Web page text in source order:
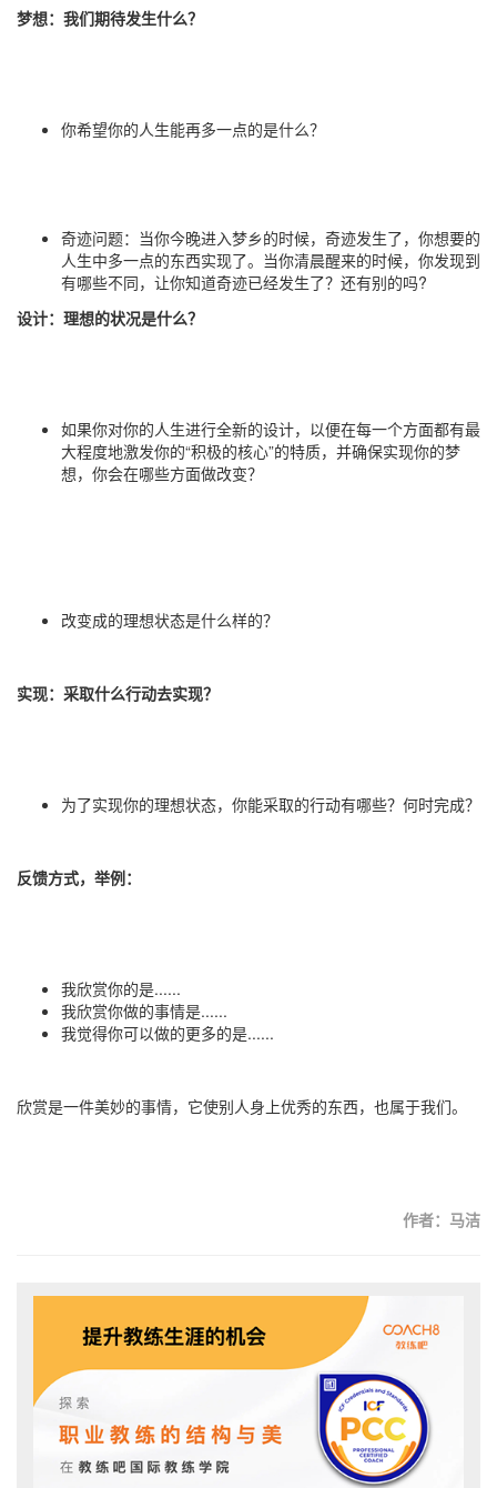
梦想：我们期待发生什么？
你希望你的人生能再多一点的是什么？
奇迹问题：当你今晚进入梦乡的时候，奇迹发生了，你想要的
人生中多一点的东西实现了。当你清晨醒来的时候，你发现到
有哪些不同，让你知道奇迹已经发生了？还有别的吗?
设计：理想的状况是什么？
如果你对你的人生进行全新的设计，以便在每一个方面都有最
大程度地激发你的“积极的核心”的特质，并确保实现你的梦
想，你会在哪些方面做改变？
改变成的理想状态是什么样的？
实现：采取什么行动去实现？
为了实现你的理想状态，你能采取的行动有哪些？何时完成？
反馈方式，举例：
我欣赏你的是......
我欣赏你做的事情是......
我觉得你可以做的更多的是......
欣赏是一件美妙的事情，它使别人身上优秀的东西，也属于我们。
作者：马洁